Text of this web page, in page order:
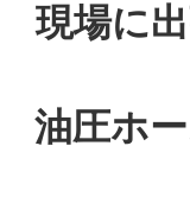
現場に
油圧ホ